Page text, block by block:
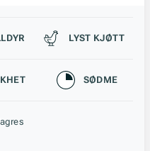
LYST KJØTT
SØDME